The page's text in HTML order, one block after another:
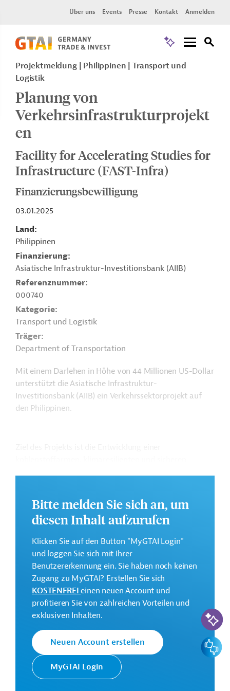
Über uns Events Presse Kontakt Anmelden
Projektmeldung Philippinen
Transport und
Logistik
Planung von
Verkehrsinfrastrukturprojekt
en
Facility for Accelerating Studies for
Infrastructure (FAST-Infra)
Finanzierungsbewilligung
03.01.2025
Land
Philippinen
Finanzierung
Asiatische Infrastruktur-Investitionsbank (AIIB)
Referenznummer
000740
Kategorie
Transport und Logistik
Träger
Department of Transportation
Mit einem Darlehen in Höhe von 44 Millionen US-Dollar
unterstützt die Asiatische Infrastruktur-
Investitionsbank (AIIB) ein Verkehrssektorprojekt auf
den Philippinen.
Investitionsprogramme erarbeitet werden.
Weitere Informationen zu dem Entwicklungsprojekt
finden Sie auf derWebseite der AIIB
und im
Originaldokument, das zum Download bereitsteht.
GTAI informiert über die AIIB: Schwerpunkte,
Regularien und praktische Hinweise zur
Geschäftsanbahnung.
Gesamtkosten:
50 Millionen US-Dollar
Geberbeitrag:
44 Millionen US-Dollar (Darlehen)
Kontaktadressen
Bitte melden Sie sich an, um
diesen Inhalt aufzurufen
Klicken Sie auf den Button "MyGTAI Login"
und loggen Sie sich mit Ihrer
Benutzererkennung ein. Sie haben noch keinen
Zugang zu MyGTAI? Erstellen Sie sich
KOSTENFREIeinen neuen Account und
profitieren Sie von zahlreichen Vorteilen und
exklusiven Inhalten.
Neuen Account erstellen
MyGTAI Login
KI-